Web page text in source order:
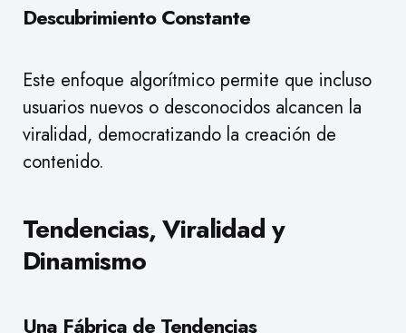
Descubrimiento Constante
Este enfoque algorítmico permite que incluso
usuarios nuevos o desconocidos alcancen la
viralidad, democratizando la creación de
contenido.
Tendencias, Viralidad y
Dinamismo
Una Fábrica de Tendencias